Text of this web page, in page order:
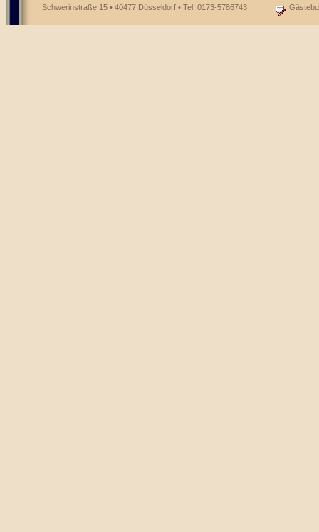
Schwerinstraße 15 • 40477 Düsseldorf • Tel: 0173-5786743